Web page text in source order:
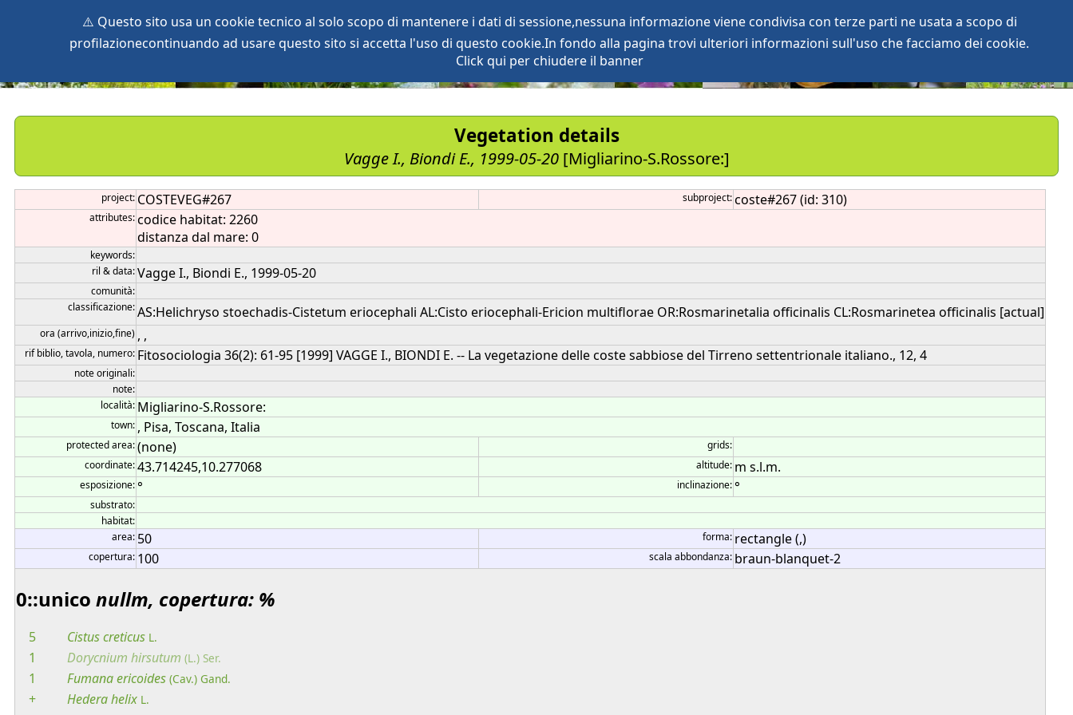
⚠️ Questo sito usa un cookie tecnico al solo scopo di mantenere i dati di sessione,nessuna informazione viene condivisa con terze parti ne usata a scopo di
profilazionecontinuando ad usare questo sito si accetta l'uso di questo cookie.In fondo alla pagina trovi ulteriori informazioni sull'uso che facciamo dei cookie.
Click qui per chiudere il banner
login
anArchive
Vegetation details
Vagge I., Biondi E., 1999-05-20[Migliarino-S.Rossore:]
project: COSTEVEG#267 subproject:coste#267 (id: 310)
attributes:codice habitat: 2260
distanza dal mare: 0
keywords:
ril & data:Vagge I., Biondi E., 1999-05-20
comunità:
classificazione:AS:Helichryso stoechadis-Cistetum eriocephali AL:Cisto eriocephali-Ericion multiflorae OR:Rosmarinetalia officinalis CL:Rosmarinetea officinalis [actual]
ora (arrivo,inizio,fine) , ,
rif biblio, tavola, numero: Fitosociologia 36(2): 61-95 [1999] VAGGE I., BIONDI E. -- La vegetazione delle coste sabbiose del Tirreno settentrionale italiano., 12, 4
note originali:
note:
località: Migliarino-S.Rossore:
town: , Pisa, Toscana, Italia
protected area:(none)
grids:
coordinate:43.714245,10.277068 altitude: m s.l.m.
esposizione: ° inclinazione: °
substrato:
habitat:
area: 50 forma: rectangle (,)
copertura: 100 scala abbondanza: braun-blanquet-2
0::unico nullm, copertura: %
5 Cistuscreticus L.
1 Dorycnium hirsutum (L.) Ser.
1 Fumanaericoides (Cav.) Gand.
+ Hederahelix L.